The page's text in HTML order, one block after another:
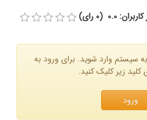
0.0 (0 رای)
به سیستم وارد شوید. برای ورود به
زیر کلیک کنید.
ورود